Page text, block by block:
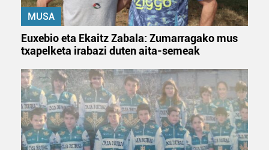
MUSA
Euxebio eta Ekaitz Zabala: Zumarragako mus
txapelketa irabazi duten aita-semeak